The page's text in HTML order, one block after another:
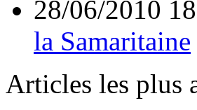
28/06/2010
la Samaritaine
Articles les plus